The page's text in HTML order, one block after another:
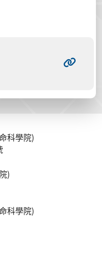
科學院)
)
科學院)